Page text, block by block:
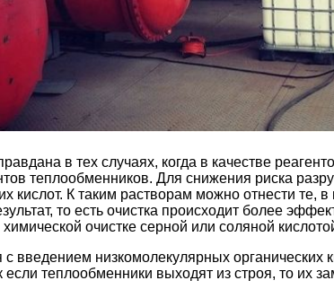
в тех случаях, когда в качестве
теплообменников. Для снижения риска
кислот. К таким растворам можно отнести
то есть очистка происходит более
очистке серной или соляной
введением низкомолекулярных органических
если теплообменники выходят из строя, то их